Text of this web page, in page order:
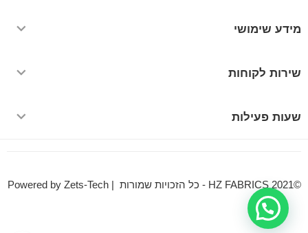
מידע שימושי
שירות לקוחות
שעות פעילות
©HZ FABRICS 2021 - כל הזכויות שמורות | Powered by Zets-Tech